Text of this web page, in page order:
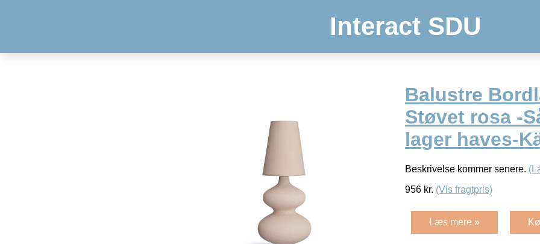
Interact SDU
Balustre
Støvet rosa -
lager haves-
Beskrivelse kommer senere.
956 kr. (Vis fragtpris)
Læs mere »